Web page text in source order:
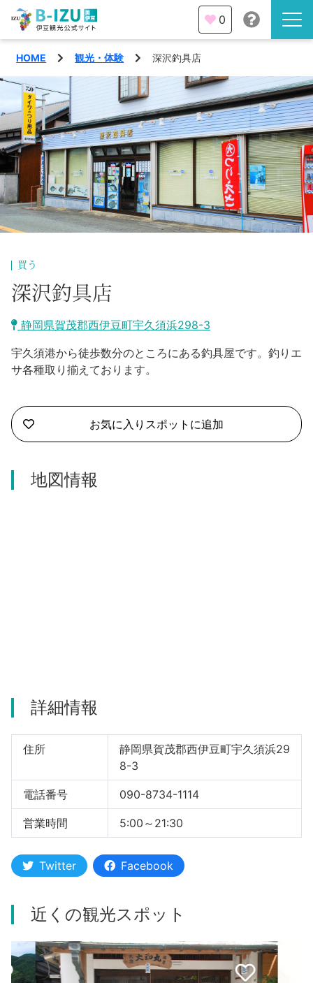
伊豆半島を知る
伊豆のみどころ
みる
あそぶ
あじわう
観光・体験
イベント
エリア
熱海市
沼津市
三島市
函南町
伊東市
特集
旅の計画
モデルコース
宿泊・予約
アクセス
伊豆ワーケーション
0
HOME 観光・体験 深沢釣具店
買う
深沢釣具店
静岡県賀茂郡西伊豆町宇久須浜298-3
宇久須港から徒歩数分のところにある釣具屋です。釣りエ
サ各種取り揃えております。
お気に入りスポットに追加
地図情報
詳細情報
住所
静岡県賀茂郡西伊豆町宇久須浜29
8-3
電話番号 090-8734-1114
営業時間 5:00～21:30
Twitter Facebook
近くの観光スポット